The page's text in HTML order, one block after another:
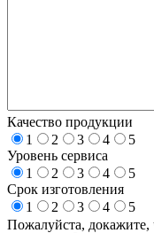
Качество продукции
1
2 3 4
5
Уровень сервиса
1
2 3 4
5
Срок изготовления
1
2 3 4
5
Пожалуйста, докажите,